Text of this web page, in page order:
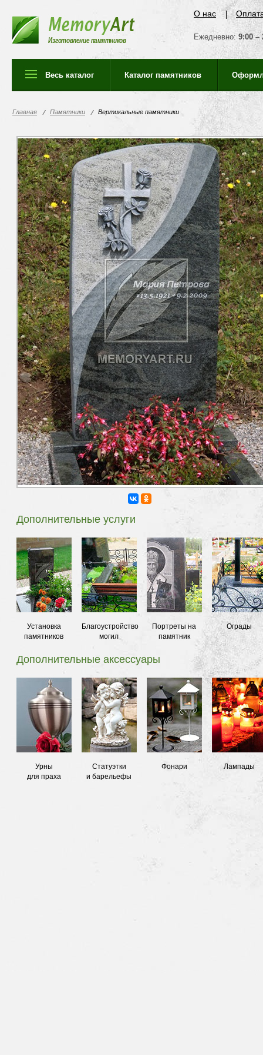
Изготовление памятников
О нас
Ежедневно: 9:00 –
Весь каталог Каталог памятников
Главная Памятники Вертикальные памятники
Дополнительные услуги
Установка
памятников
Благоустройство
могил
Портреты на
памятник
Ограды
Дополнительные аксессуары
Урны
для праха
Статуэтки
и барельефы
Фонари Лампады